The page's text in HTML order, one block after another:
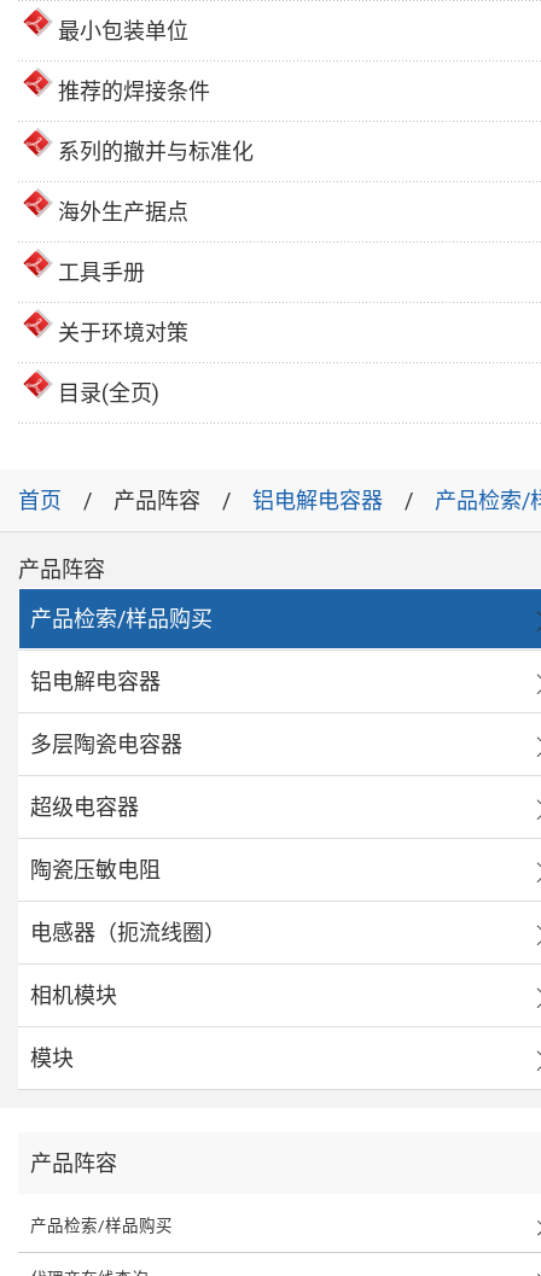
最小包装单位
推荐的焊接条件
系列的撤并与标准化
海外生产据点
工具手册
关于环境对策
目录(全页)
首页 产品阵容 铝电解电容器 产品检索/
产品阵容
产品检索/样品购买
铝电解电容器
多层陶瓷电容器
超级电容器
陶瓷压敏电阻
电感器（扼流线圈）
相机模块
模块
产品阵容
产品检索/样品购买